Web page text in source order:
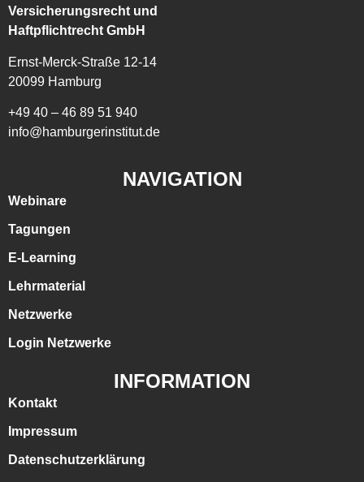
Versicherungsrecht und
Haftpflichtrecht GmbH
Ernst-Merck-Straße 12-14
20099 Hamburg
+49 40 – 46 89 51 940
info@hamburgerinstitut.de
NAVIGATION
Webinare
Tagungen
E-Learning
Lehrmaterial
Netzwerke
Login Netzwerke
INFORMATION
Kontakt
Impressum
Datenschutzerklärung